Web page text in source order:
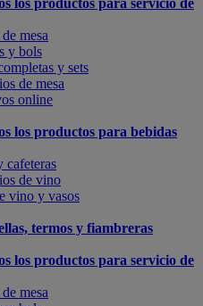
los productos para servicio de
mesa
y bols
y sets
de mesa
online
los productos para bebidas
cafeteras
de vino
vino y vasos
termos y fiambreras
los productos para servicio de
mesa